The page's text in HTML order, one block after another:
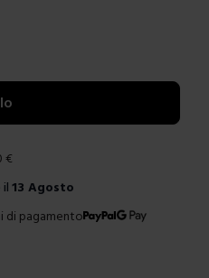
€
il 13 Agosto
di pagamento